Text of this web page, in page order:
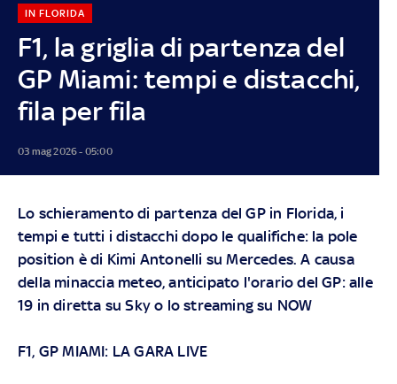
F1, la griglia di partenza del
GP Miami: tempi e distacchi,
fila per fila
IN FLORIDA
03 mag 2026 - 05:00
Lo schieramento di partenza del GP in Florida, i
tempi e tutti i distacchi dopo le qualifiche: la pole
position è di Kimi Antonelli su Mercedes. A causa
della minaccia meteo, anticipato l'orario del GP: alle
19 in diretta suSky o lo streaming su NOW
F1, GP MIAMI: LA GARA LIVE